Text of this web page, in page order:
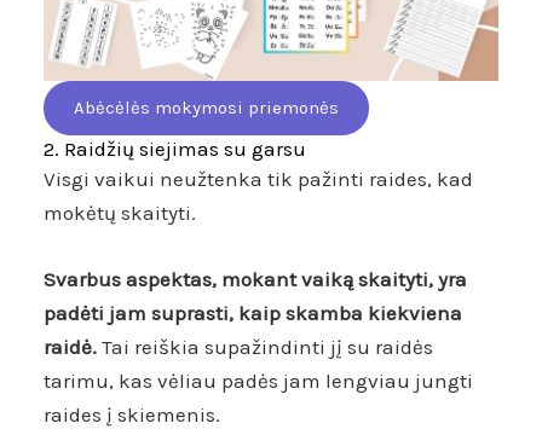
Abėcėlės mokymosi priemonės
2. Raidžių siejimas su garsu
Visgi vaikui neužtenka tik pažinti raides, kad
mokėtų skaityti.
Svarbus aspektas, mokant vaiką skaityti, yra
padėti jam suprasti, kaip skamba kiekviena
raidė. Tai reiškia supažindinti jį su raidės
tarimu, kas vėliau padės jam lengviau jungti
raides į skiemenis.